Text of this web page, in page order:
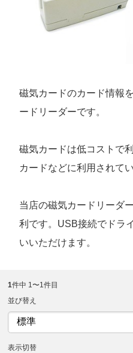
磁気カードのカード情報
ードリーダーです。
磁気カードは低コストで
カードなどに利用されてい
当店の磁気カードリーダ
利です。USB接続でドラ
いいただけます。
1件中 1〜1件目
並び替え
表示切替